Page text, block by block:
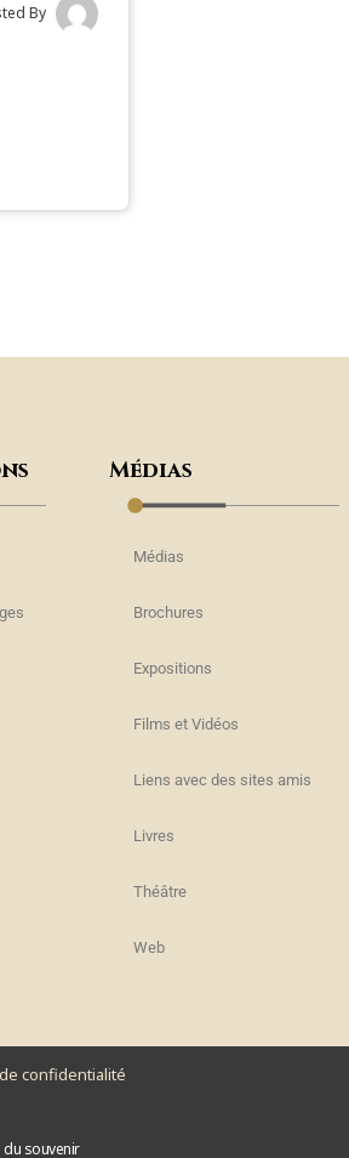
By
Médias
Médias
Brochures
Expositions
Films et Vidéos
Liens avec des sites amis
Livres
Théâtre
Web
confidentialité
souvenir